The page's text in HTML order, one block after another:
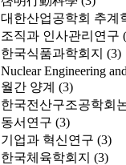
대한산업공학회 추계
조직과 인사관리연구
한국식품과학회지 (3)
Nuclear Engineering
월간 양계 (3)
한국전산구조공학회
동서연구 (3)
기업과 혁신연구 (3)
한국체육학회지 (3)